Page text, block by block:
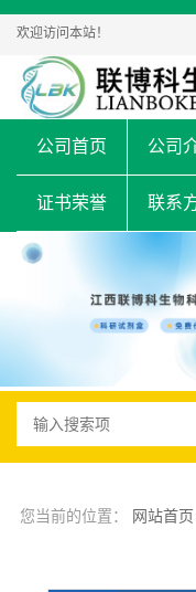
欢迎访问本站！
公司首页 公司
证书荣誉 联系
您当前的位置： 网站首页